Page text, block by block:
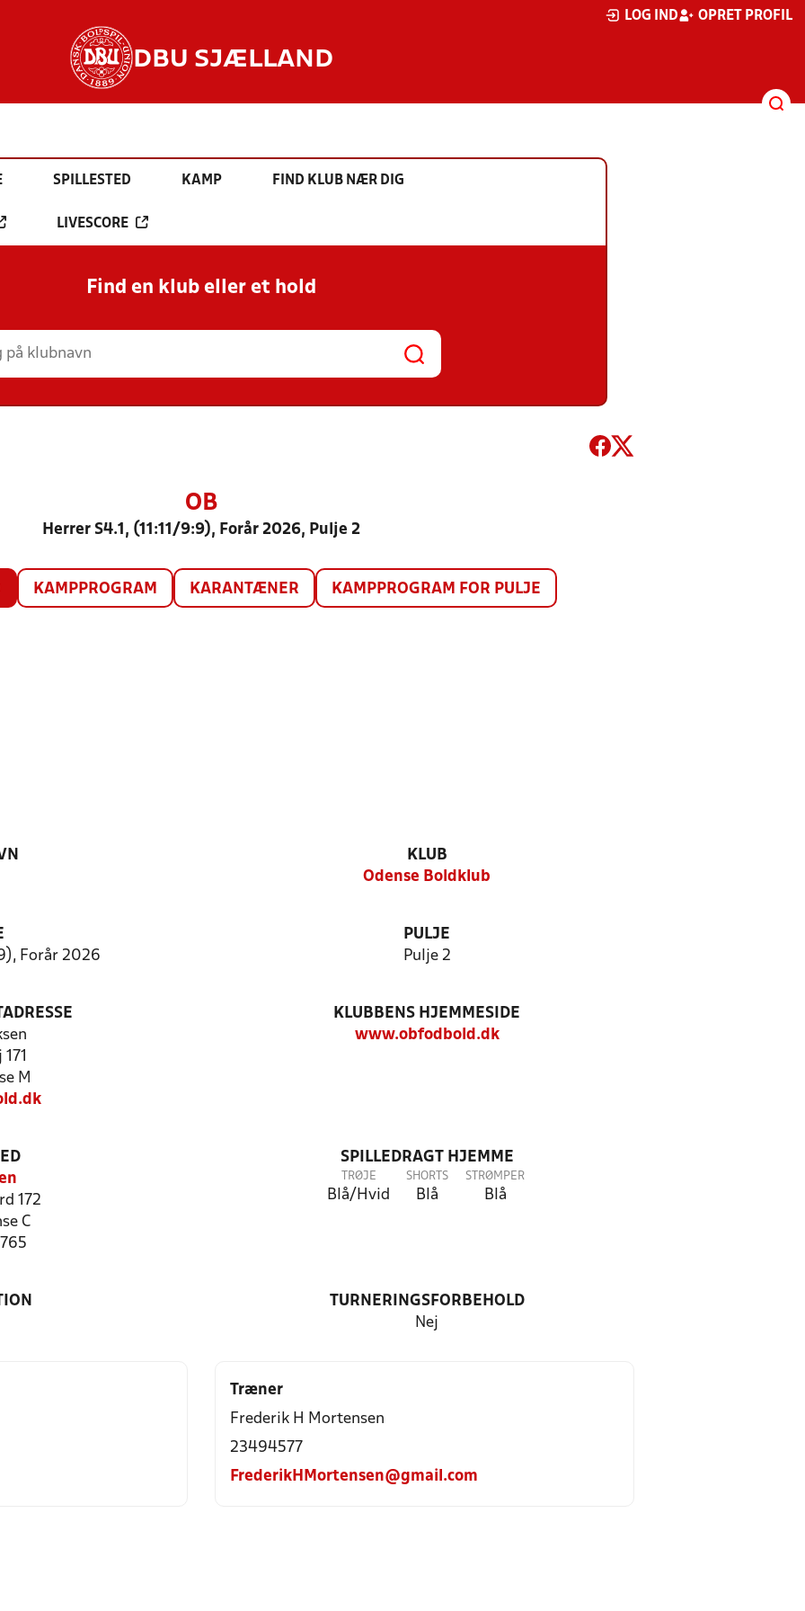
LOG IND OPRET PROFIL
DBU SJÆLLAND
SPILLESTED KAMP FIND KLUB NÆR DIG
LIVESCORE
Find en klub eller et hold
OB
Herrer S4.1, (11:11/9:9), Forår 2026, Pulje 2
KAMPPROGRAM KARANTÆNER KAMPPROGRAM FOR PULJE
KLUB
Odense Boldklub
Forår 2026
PULJE
Pulje 2
M
KLUBBENS HJEMMESIDE
www.obfodbold.dk
172
C
SPILLEDRAGT HJEMME
TRØJE
Blå/Hvid
SHORTS
Blå
STRØMPER
Blå
TURNERINGSFORBEHOLD
Nej
Træner
Frederik H Mortensen
23494577
FrederikHMortensen@gmail.com